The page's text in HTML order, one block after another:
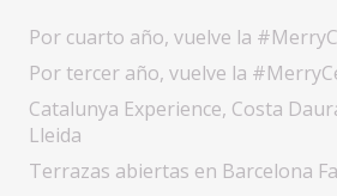
Por cuarto año, vuelve la
Por tercer año, vuelve la
Catalunya Experience, Costa
Lleida
Terrazas abiertas en Barcelona